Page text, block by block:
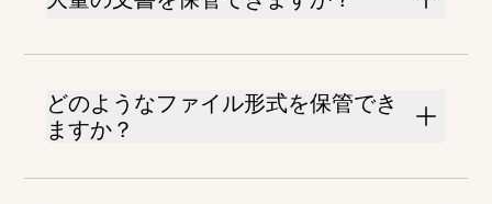
どのようなファイル形式を保管でき
ますか？